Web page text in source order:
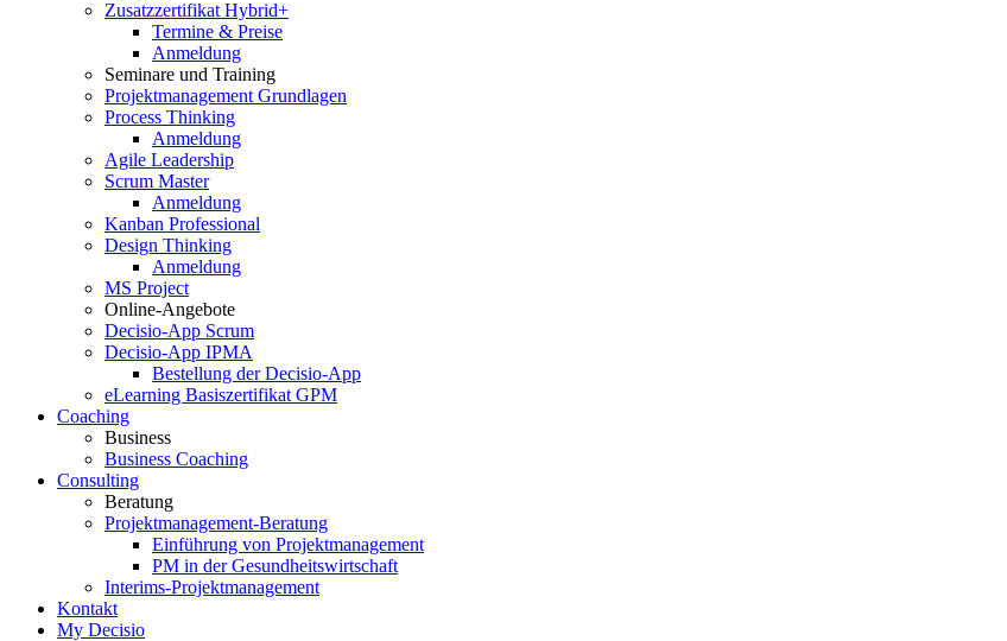
Zusatzzertifikat Hybrid+
Termine & Preise
Anmeldung
Seminare und Training
Projektmanagement Grundlagen
Process Thinking
Anmeldung
Agile Leadership
Scrum Master
Anmeldung
Kanban Professional
Design Thinking
Anmeldung
MS Project
Online-Angebote
Decisio-App Scrum
Decisio-App IPMA
Bestellung der Decisio-App
eLearning Basiszertifikat GPM
Coaching
Business
Business Coaching
Consulting
Beratung
Projektmanagement-Beratung
Einführung von Projektmanagement
PM in der Gesundheitswirtschaft
Interims-Projektmanagement
Kontakt
My Decisio